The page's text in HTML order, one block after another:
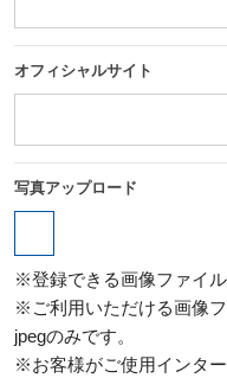
オフィシャルサイト
写真アップロード
※登録できる画像ファイ
※ご利用いただける画像
jpegのみです。
※お客様がご使用インタ